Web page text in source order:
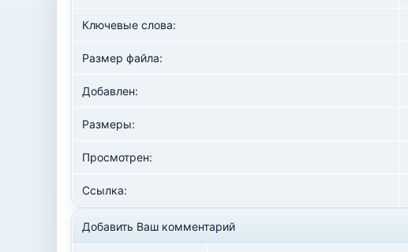
Ключевые слова:
Размер файла:
Добавлен:
Размеры:
Просмотрен:
Ссылка:
Добавить Ваш комментарий